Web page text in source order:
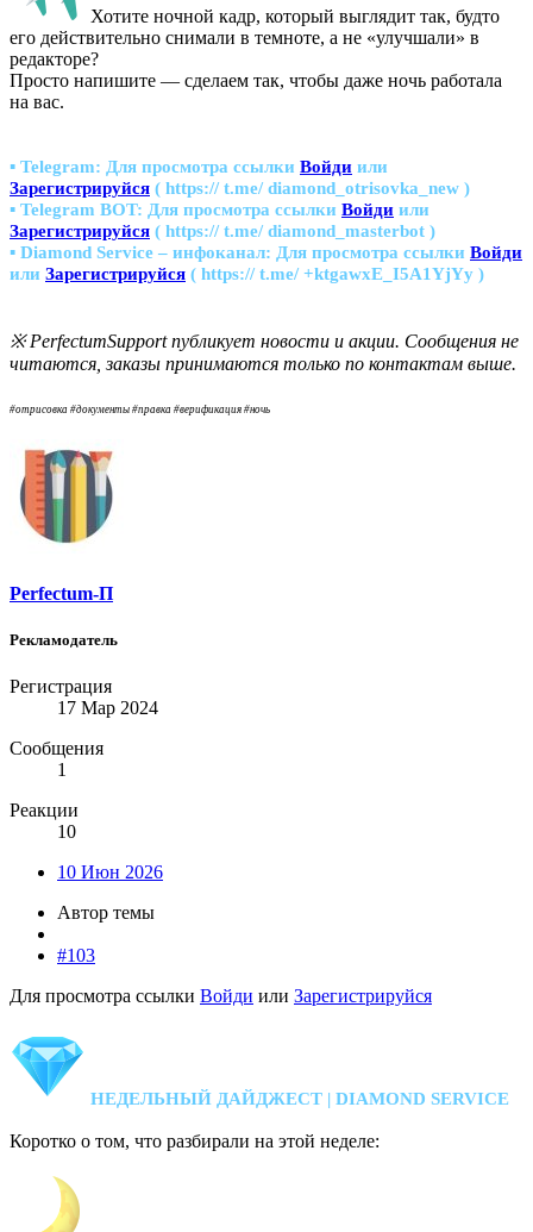
Хотите ночной кадр, который выглядит так, будто
его действительно снимали в темноте, а не «улучшали» в
редакторе?
Просто напишите — сделаем так, чтобы даже ночь работала
на вас.
▪ Telegram: Для просмотра ссылки Войди или
Зарегистрируйся ( https:// t.me/ diamond_otrisovka_new )
▪ Telegram BOT: Для просмотра ссылки Войди или
Зарегистрируйся ( https:// t.me/ diamond_masterbot )
▪ Diamond Service – инфоканал: Для просмотра ссылки Войди
или Зарегистрируйся ( https:// t.me/ +ktgawxE_I5A1YjYy )
※ PerfectumSupport публикует новости и акции. Сообщения не
читаются, заказы принимаются только по контактам выше.
#отрисовка #документы #правка #верификация #ночь
Perfectum-П
Рекламодатель
Регистрация
17 Мар 2024
Сообщения
1
Реакции
10
10 Июн 2026
Автор темы
#103
Для просмотра ссылки Войди или Зарегистрируйся
НЕДЕЛЬНЫЙ ДАЙДЖЕСТ | DIAMOND SERVICE
Коротко о том, что разбирали на этой неделе: